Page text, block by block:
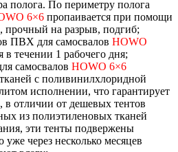
полога. По периметру полога
6×6 пропаивается при помощи
прочный на разрыв, подгиб;
ПВХ для самосвалов HOWO
в течении 1 рабочего дня;
самосвалов HOWO 6×6
с поливинилхлоридной
исполнении, что гарантирует
в отличии от дешевых тентов
из полиэтиленовых тканей
эти тенты подвержены
уже через несколько месяцев